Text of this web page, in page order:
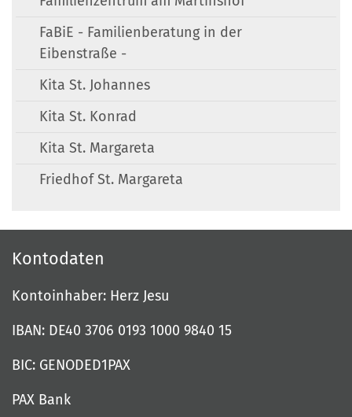
FaBiE - Familienberatung in der
Eibenstraße -
Kita St. Johannes
Kita St. Konrad
Kita St. Margareta
Friedhof St. Margareta
Kontodaten
Kontoinhaber: Herz Jesu
IBAN: DE40 3706 0193 1000 9840 15
BIC: GENODED1PAX
PAX Bank